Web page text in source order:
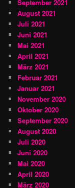
September 2021
August 2021
Juli 2021
Juni 2021
Mai 2021
April 2021
März 2021
Februar 2021
Januar 2021
November 2020
Oktober 2020
September 2020
August 2020
Juli 2020
Juni 2020
Mai 2020
April 2020
März 2020